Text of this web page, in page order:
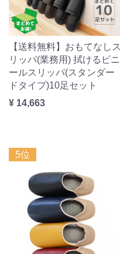
【送料無料】おもてなしス
リッパ(業務用) 拭けるビニ
ールスリッパ(スタンダー
ドタイプ)10足セット
¥ 14,663
5位